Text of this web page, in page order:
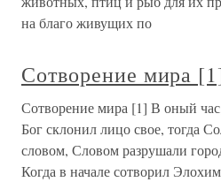
на благо живущих по
Сотворение мира
Сотворение мира [1] В оный
Бог склонил лицо свое, тогда
словом, Словом разрушали
Когда в начале сотворил